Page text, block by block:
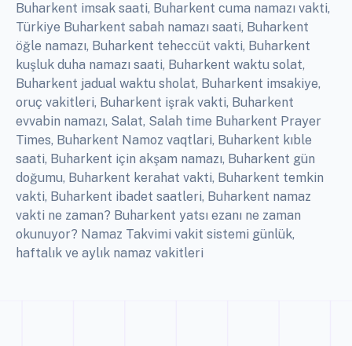
Buharkent imsak saati, Buharkent cuma namazı vakti,
Türkiye Buharkent sabah namazı saati, Buharkent
öğle namazı, Buharkent teheccüt vakti, Buharkent
kuşluk duha namazı saati, Buharkent waktu solat,
Buharkent jadual waktu sholat, Buharkent imsakiye,
oruç vakitleri, Buharkent işrak vakti, Buharkent
evvabin namazı, Salat, Salah time Buharkent Prayer
Times, Buharkent Namoz vaqtlari, Buharkent kıble
saati, Buharkent için akşam namazı, Buharkent gün
doğumu, Buharkent kerahat vakti, Buharkent temkin
vakti, Buharkent ibadet saatleri, Buharkent namaz
vakti ne zaman? Buharkent yatsı ezanı ne zaman
okunuyor? Namaz Takvimi vakit sistemi günlük,
haftalık ve aylık namaz vakitleri